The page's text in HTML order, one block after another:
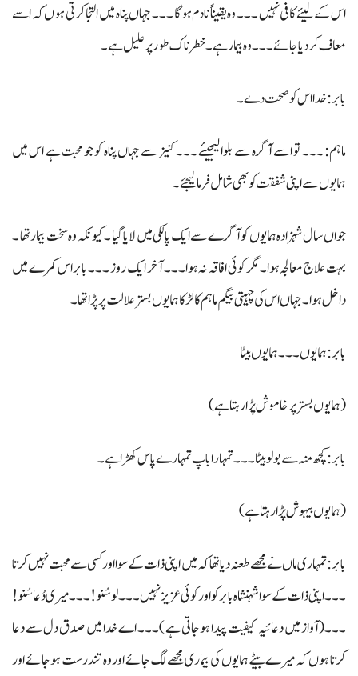
اس کے لیئے کافی نہیں ۔۔۔ وہ یقیناً نادم ہوگا ۔۔۔ جہاں پناہ میں التجا کرتی ہوں کہ اسے
معاف کردیا جائے ۔۔۔وہ بیمار ہے ۔ خطرناک طور پر علیل ہے ۔
بابر: خدا اس کو صحت دے۔
ماہم: ۔۔۔ تو اسے آگرہ سے بلوا لیجیئے ۔۔۔ کنیز سے جہاں پناہ کو جو محبت ہے اس میں
ہمایوں سے اپنی شفقت کو بھی شامل فرمالیجئے۔
جواں سال شہزادہ ہمایوں کو آگرے سے ایک پالکی میں لایا گیا ۔ کیونکہ وہ سخت بیمار تھا ۔
بہت علاج معالجہ ہوا۔ مگر کوئی افاقہ نہ ہوا۔۔۔ آخر ایک روز ۔۔۔ بابر اس کمرے میں
داخل ہوا ۔ جہاں اس کی چہیتی بیگم ماہم کا لڑکا ہمایوں بستر علالت پر پڑا تھا۔
بابر: ہمایوں ۔۔۔ ہمایوں بیٹا
(ہمایوں بستر پر خاموش پڑا رہتا ہے )
بابر : کچھ منہ سے بولو بیٹا ۔۔۔ تمہارا باپ تمہارے پاس کھڑا ہے ۔
(ہمایوں بیہوش پڑا رہتا ہے )
بابر: تمہاری ماں نے مجھے طعنہ دیا تھا کہ میں اپنی ذات کے سوا اور کسی سے محبت نہیں کرتا
۔۔۔ اپنی ذات کے سوا شہنشاہ بابر کو اور کوئی عزیز نہیں ۔۔۔ لو سُنو! ۔۔۔ میری دُعاسُنو!
۔۔۔(آواز میں دعائیہ کیفیت پیدا ہوجاتی ہے )۔۔۔ اے خدا میں صدق دل سے دعا
کرتا ہوں کہ میرے بیٹے ہمایوں کی بیماری مجھے لگ جائے اور وہ تندرست ہوجائے اور